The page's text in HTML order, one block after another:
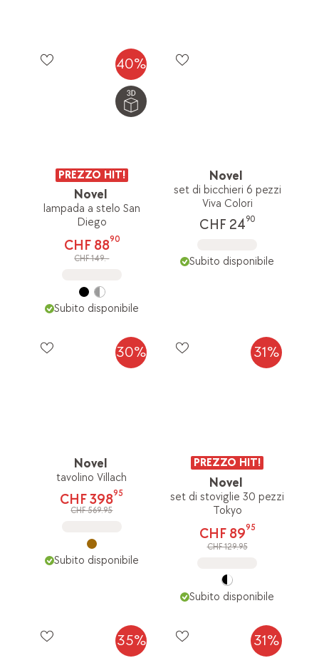
40%
PREZZO HIT!
Novel
lampada a stelo San
Diego
CHF 8890
CHF 149.-
Subito disponibile
Novel
set di bicchieri 6 pezzi
Viva Colori
CHF 2490
Subito disponibile
30%
Novel
tavolino Villach
CHF 39895
CHF 569.95
Subito disponibile
31%
PREZZO HIT!
Novel
set di stoviglie 30 pezzi
Tokyo
CHF 8995
CHF 129.95
Subito disponibile
35% 31%